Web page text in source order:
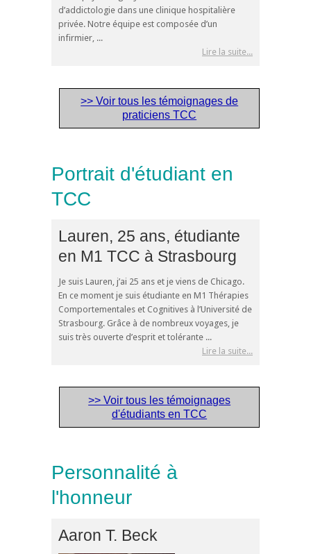
d’addictologie dans une clinique hospitalière
privée. Notre équipe est composée d’un
infirmier, ...
Lire la suite...
>> Voir tous les témoignages de
praticiens TCC
Portrait d'étudiant en
TCC
Lauren, 25 ans, étudiante
en M1 TCC à Strasbourg
Je suis Lauren, j’ai 25 ans et je viens de Chicago.
En ce moment je suis étudiante en M1 Thérapies
Comportementales et Cognitives à l’Université de
Strasbourg. Grâce à de nombreux voyages, je
suis très ouverte d’esprit et tolérante ...
Lire la suite...
>> Voir tous les témoignages
d'étudiants en TCC
Personnalité à
l'honneur
Aaron T. Beck